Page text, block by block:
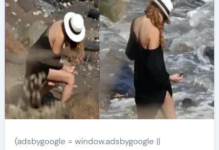
(adsbygoogle = window.adsbygoogle ||